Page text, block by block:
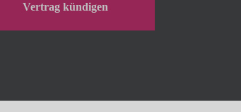
Vertrag kündigen